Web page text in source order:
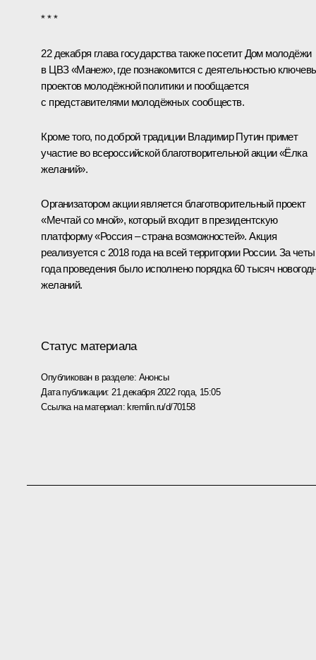
* * *
22 декабря глава государства также посетит Дом молодёжи
в ЦВЗ «Манеж», где познакомится с деятельностью
проектов молодёжной политики и пообщается
с представителями молодёжных сообществ.
Кроме того, по доброй традиции Владимир Путин примет
участие во всероссийской благотворительной акции «Ёлка
желаний».
Организатором акции является благотворительный проект
«Мечтай со мной», который входит в президентскую
платформу «Россия – страна возможностей». Акция
реализуется с 2018 года на всей территории России. За
года проведения было исполнено порядка 60 тысяч
желаний.
Статус материала
Опубликован в разделе: Анонсы
Дата публикации: 21 декабря 2022 года, 15:05
Ссылка на материал: kremlin.ru/d/70158